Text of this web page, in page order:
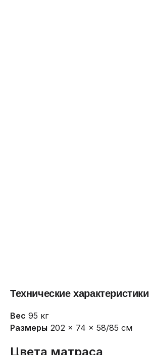
Технические характеристики
Вес 95 кг
Размеры 202 × 74 × 58/85 см
Цвета матраса